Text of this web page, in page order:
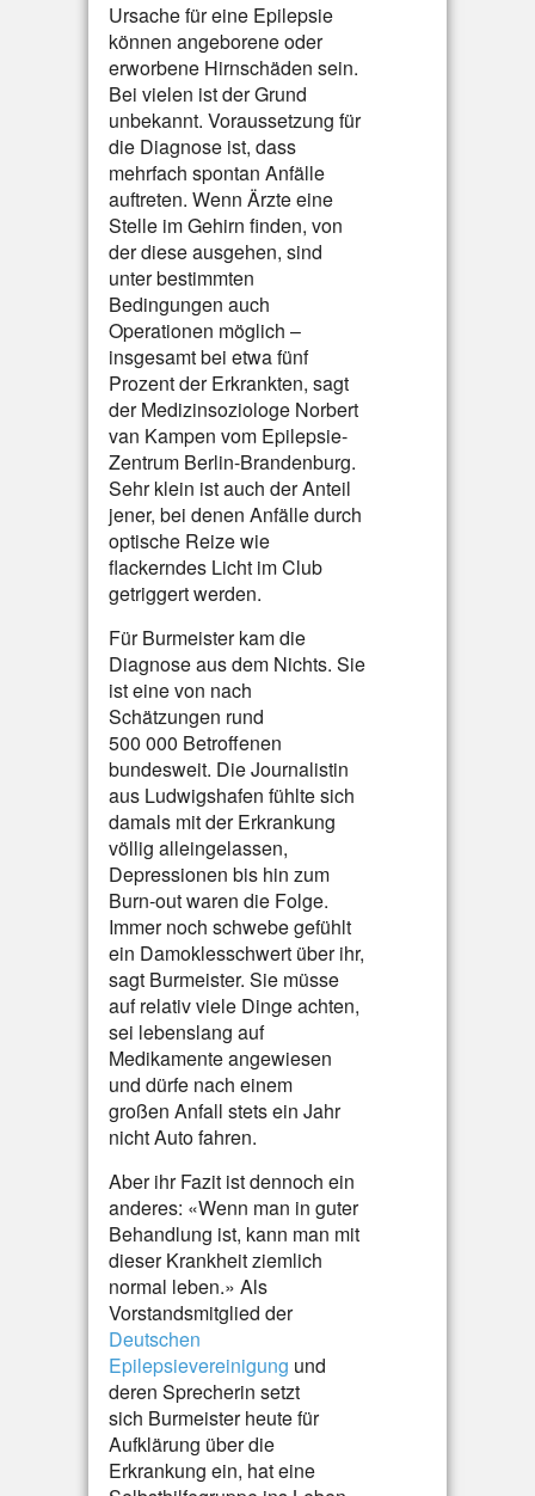
Ursache für eine Epilepsie
können angeborene oder
erworbene Hirnschäden sein.
Bei vielen ist der Grund
unbekannt. Voraussetzung für
die Diagnose ist, dass
mehrfach spontan Anfälle
auftreten. Wenn Ärzte eine
Stelle im Gehirn finden, von
der diese ausgehen, sind
unter bestimmten
Bedingungen auch
Operationen möglich –
insgesamt bei etwa fünf
Prozent der Erkrankten, sagt
der Medizinsoziologe Norbert
van Kampen vom Epilepsie-
Zentrum Berlin-Brandenburg.
Sehr klein ist auch der Anteil
jener, bei denen Anfälle durch
optische Reize wie
flackerndes Licht im Club
getriggert werden.
Für Burmeister kam die
Diagnose aus dem Nichts. Sie
ist eine von nach
Schätzungen rund
500 000 Betroffenen
bundesweit. Die Journalistin
aus Ludwigshafen fühlte sich
damals mit der Erkrankung
völlig alleingelassen,
Depressionen bis hin zum
Burn-out waren die Folge.
Immer noch schwebe gefühlt
ein Damoklesschwert über ihr,
sagt Burmeister. Sie müsse
auf relativ viele Dinge achten,
sei lebenslang auf
Medikamente angewiesen
und dürfe nach einem
großen Anfall stets ein Jahr
nicht Auto fahren.
Aber ihr Fazit ist dennoch ein
anderes: «Wenn man in guter
Behandlung ist, kann man mit
dieser Krankheit ziemlich
normal leben.» Als
Vorstandsmitglied der
Deutschen
Epilepsievereinigung und
deren Sprecherin setzt
sich Burmeister heute für
Aufklärung über die
Erkrankung ein, hat eine